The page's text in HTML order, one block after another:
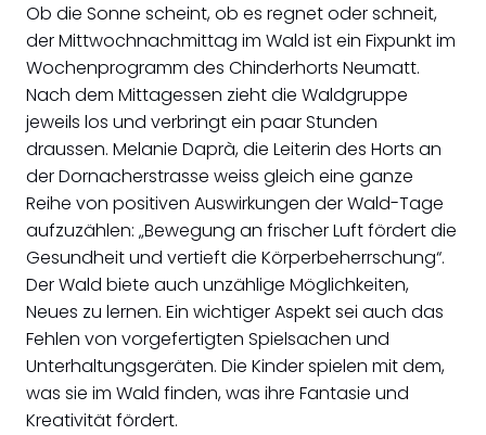
Ob die Sonne scheint, ob es regnet oder schneit,
der Mittwochnachmittag im Wald ist ein Fixpunkt im
Wochenprogramm des Chinderhorts Neumatt.
Nach dem Mittagessen zieht die Waldgruppe
jeweils los und verbringt ein paar Stunden
draussen. Melanie Daprà, die Leiterin des Horts an
der Dornacherstrasse weiss gleich eine ganze
Reihe von positiven Auswirkungen der Wald-Tage
aufzuzählen: „Bewegung an frischer Luft fördert die
Gesundheit und vertieft die Körperbeherrschung“.
Der Wald biete auch unzählige Möglichkeiten,
Neues zu lernen. Ein wichtiger Aspekt sei auch das
Fehlen von vorgefertigten Spielsachen und
Unterhaltungsgeräten. Die Kinder spielen mit dem,
was sie im Wald finden, was ihre Fantasie und
Kreativität fördert.